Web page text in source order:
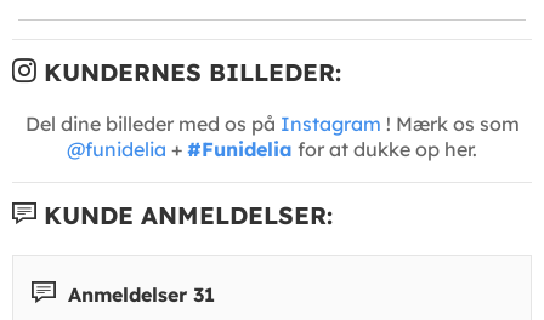
KUNDERNES BILLEDER:
Del dine billeder med os på Instagram ! Mærk os som
@funidelia + #Funidelia for at dukke op her.
KUNDE ANMELDELSER:
Anmeldelser 31